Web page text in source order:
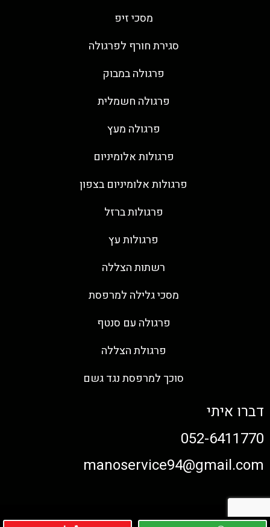
מסכי זיפ
סגירת חורף לפרגולה
פרגולה במבוק
פרגולה חשמלית
פרגולה מעץ
פרגולות אלומיניום
פרגולות אלומיניום בצפון
פרגולות ברזל
פרגולות עץ
רשתות הצללה
מסכי גלילה למרפסת
פרגולה עם סנטף
פרגולת הצללה
סוכך למרפסת נגד גשם
דברו איתי
052-6411770
manoservice94@gmail.com